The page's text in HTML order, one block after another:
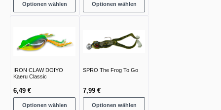
Optionen wählen Optionen wählen
IRON CLAW DOIYO
Kaeru Classic
6,49 €
Optionen wählen
SPRO The Frog To Go
7,99 €
Optionen wählen